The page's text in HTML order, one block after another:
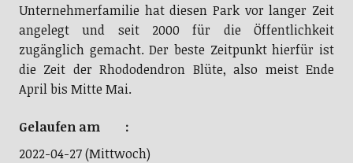
Unternehmerfamilie hat diesen Park vor langer Zeit
angelegt und seit 2000 für die Öffentlichkeit
zugänglich gemacht. Der beste Zeitpunkt hierfür ist
die Zeit der Rhododendron Blüte, also meist Ende
April bis Mitte Mai.
Gelaufen am :
2022-04-27 (Mittwoch)